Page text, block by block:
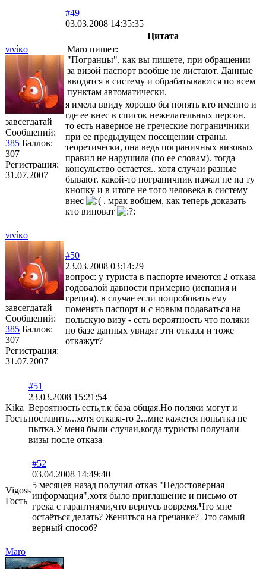
νινίκο
завсегдатай
Сообщений:
385 Баллов:
307
Регистрация:
31.07.2007
#49
03.03.2008 14:35:35
Цитата
Maro пишет:
"Погранцы", как вы пишете, при обращении
за визой паспорт вообще не листают. Данные
вводятся в систему и обрабатываются по всем
пунктам автоматически.
я имела ввиду хорошо бы понять кто именно и
где ее внес в список нежелательных персон.
то есть наверное не греческие пограничники
при ее предыдущем посещении страны.
теоретически, она ведь пограничных визовых
правил не нарушила (по ее словам). тогда
консульство остается.. хотя случаи разные
бывают. какой-то пограничник нажал не на ту
кнопку и в итоге не того человека в систему
внес
. мрак вобщем, как теперь доказать
кто виноват
νινίκο
завсегдатай
Сообщений:
385 Баллов:
307
Регистрация:
31.07.2007
#50
23.03.2008 03:14:29
вопрос: у туриста в паспорте имеются 2 отказа
годовалой давности примерно (испания и
греция). в случае если попробовать ему
поменять паспорт и с новым подаваться на
польскую визу - есть вероятность что поляки
по базе данных увидят эти отказы и тоже
откажут?
Kika
Гость
#51
23.03.2008 15:21:54
Вероятность есть,т.к база общая.Но поляки могут и
поставить...хотя отказа-то 2...мне кажется попытка не
пытка.У меня были случаи,когда туристы получали
визы после отказа
Vigoss
Гость
#52
03.04.2008 14:49:40
5 месяцев назад получил отказ "Недостоверная
информация",хотя было приглашение и письмо от
грека с гарантиями,что вернусь вовремя.Что мне
остаёться делать? Жениться на гречанке? Это самый
верный способ?
Maro